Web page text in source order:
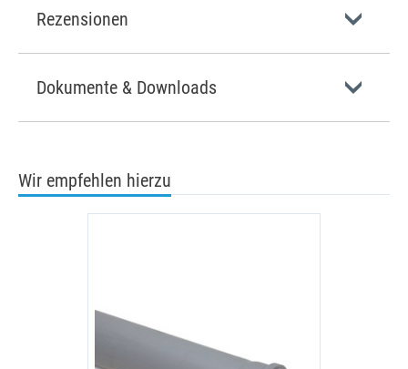
Rezensionen
Dokumente & Downloads
Wir empfehlen hierzu